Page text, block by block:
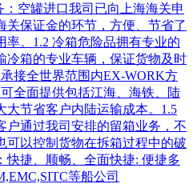
空罐进口我司已向上海海关申
关保证金的环节，方便、节省了
。1.2 冷箱危险品拥有专业的
冷箱的专业车辆，保证货物及时
接全世界范围内EX-WORK方
全面提供包括江海、海铁、陆
大节省客户内陆运输成本。1.5
户通过我司安排的留箱业务，不
可以控制货物在拆箱过程中的破
快捷、顺畅、全面快捷: 便捷多
等船公司